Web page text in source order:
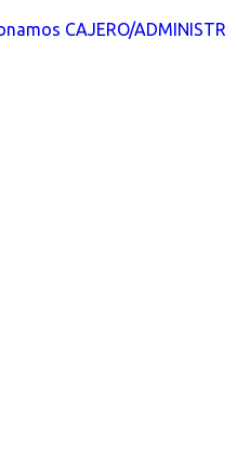
CAJERO/ADMINISTR